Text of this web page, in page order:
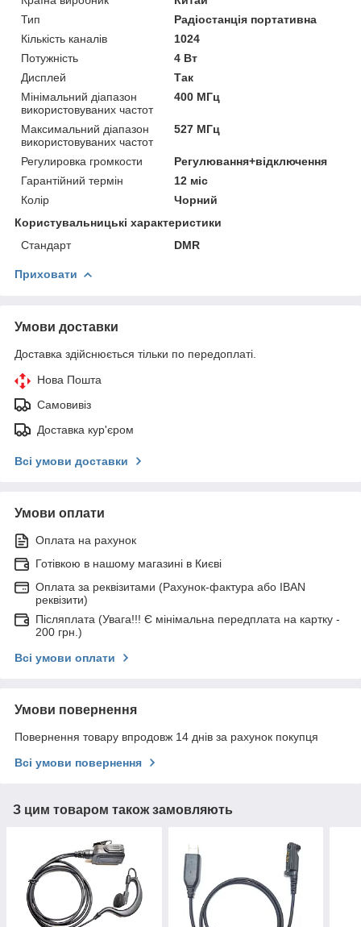
Тип
Радіостанція портативна
Кількість каналів
1024
Потужність
4 Вт
Дисплей
Так
Мінімальний діапазон
використовуваних частот
400 МГц
Максимальний діапазон
використовуваних частот
527 МГц
Регулировка громкости
Регулювання+відключення
Гарантійний термін
12 міс
Колір
Чорний
Користувальницькі характеристики
Стандарт
DMR
Приховати
Умови доставки
Доставка здійснюється тільки по передоплаті.
Нова Пошта
Самовивіз
Доставка кур'єром
Всі умови доставки
Умови оплати
Оплата на рахунок
Готівкою в нашому магазині в Києві
Оплата за реквізитами (Рахунок-фактура або IBAN
реквізити)
Післяплата (Увага!!! Є мінімальна передплата на картку -
200 грн.)
Всі умови оплати
Умови повернення
Повернення товару впродовж 14 днів за рахунок покупця
Всі умови повернення
З цим товаром також замовляють